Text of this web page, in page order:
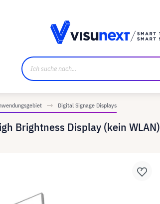
Digital Signage Displays
Brightness Display (kein WLAN)